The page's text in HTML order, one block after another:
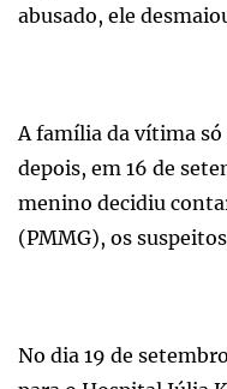
abusado, ele
A família da vítima
depois, em 16 de
menino decidiu
(PMMG), os
No dia 19 de